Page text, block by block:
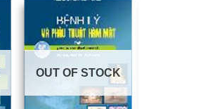
OUT OF STOCK